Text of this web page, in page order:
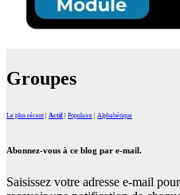
Groupes
Le plus récent Actif Populaire Alphabétique
Abonnez-vous à ce blog par e-mail.
Saisissez votre adresse e-mail